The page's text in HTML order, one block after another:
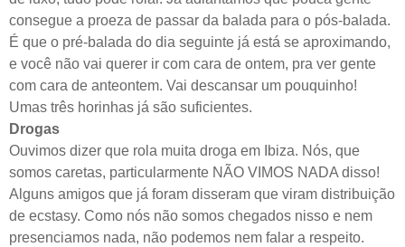
consegue a proeza de passar da balada para o pós-balada.
É que o pré-balada do dia seguinte já está se aproximando,
e você não vai querer ir com cara de ontem, pra ver gente
com cara de anteontem. Vai descansar um pouquinho!
Umas três horinhas já são suficientes.
Drogas
Ouvimos dizer que rola muita droga em Ibiza. Nós, que
somos caretas, particularmente NÃO VIMOS NADA disso!
Alguns amigos que já foram disseram que viram distribuição
de ecstasy. Como nós não somos chegados nisso e nem
presenciamos nada, não podemos nem falar a respeito.